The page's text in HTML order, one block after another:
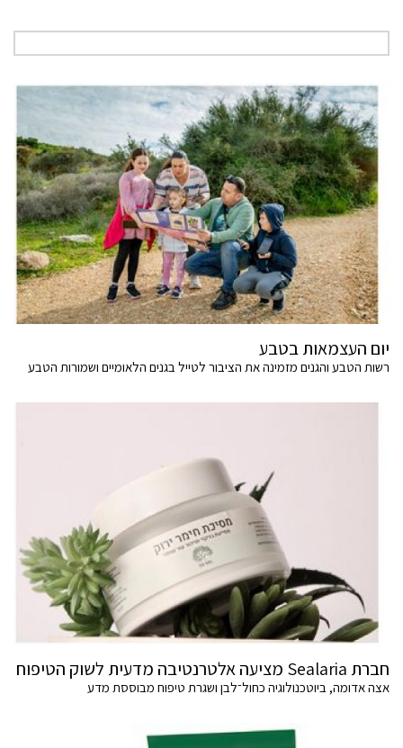
יום העצמאות בטבע
רשות הטבע והגנים מזמינה את הציבור לטייל בגנים הלאומיים ושמורות הטבע
חברת Sealaria מציעה אלטרנטיבה מדעית לשוק הטיפוח
אצה אדומה, ביוטכנולוגיה כחול־לבן ושגרת טיפוח מבוססת מדע